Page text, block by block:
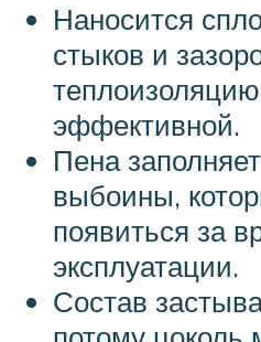
Наносится
стыков и
эффективной.
Пена
выбоины,
появиться за
эксплуатации.
Состав